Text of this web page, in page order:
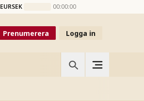
EURSEK 00:00:00
Prenumerera Logga in